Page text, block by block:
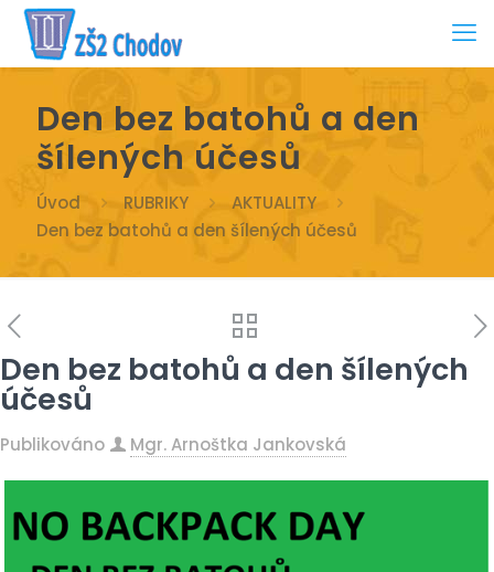
Den bez batohů a den
šílených účesů
Úvod RUBRIKY
AKTUALITY
Den bez batohů a den šílených účesů
Den bez batohů a den šílených
účesů
Publikováno Mgr. Arnoštka Jankovská